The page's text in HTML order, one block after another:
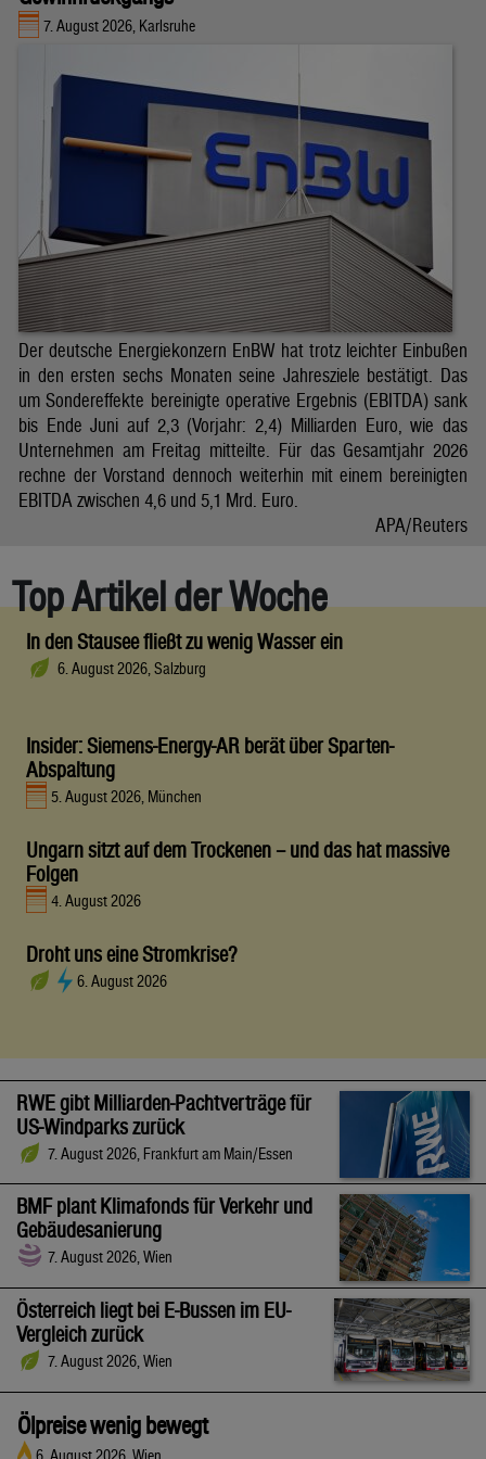
7. August 2026, Karlsruhe
Der deutsche Energiekonzern EnBW hat trotz leichter Einbußen
in den ersten sechs Monaten seine Jahresziele bestätigt. Das
um Sondereffekte bereinigte operative Ergebnis (EBITDA) sank
bis Ende Juni auf 2,3 (Vorjahr: 2,4) Milliarden Euro, wie das
Unternehmen am Freitag mitteilte. Für das Gesamtjahr 2026
rechne der Vorstand dennoch weiterhin mit einem bereinigten
EBITDA zwischen 4,6 und 5,1 Mrd. Euro.
APA/Reuters
Top Artikel der Woche
In den Stausee fließt zu wenig Wasser ein
6. August 2026, Salzburg
Insider: Siemens-Energy-AR berät über Sparten-
Abspaltung
5. August 2026, München
Ungarn sitzt auf dem Trockenen – und das hat massive
Folgen
4. August 2026
Droht uns eine Stromkrise?
6. August 2026
RWE gibt Milliarden-Pachtverträge für
US-Windparks zurück
7. August 2026, Frankfurt am Main/Essen
BMF plant Klimafonds für Verkehr und
Gebäudesanierung
7. August 2026, Wien
Österreich liegt bei E-Bussen im EU-
Vergleich zurück
7. August 2026, Wien
Ölpreise wenig bewegt